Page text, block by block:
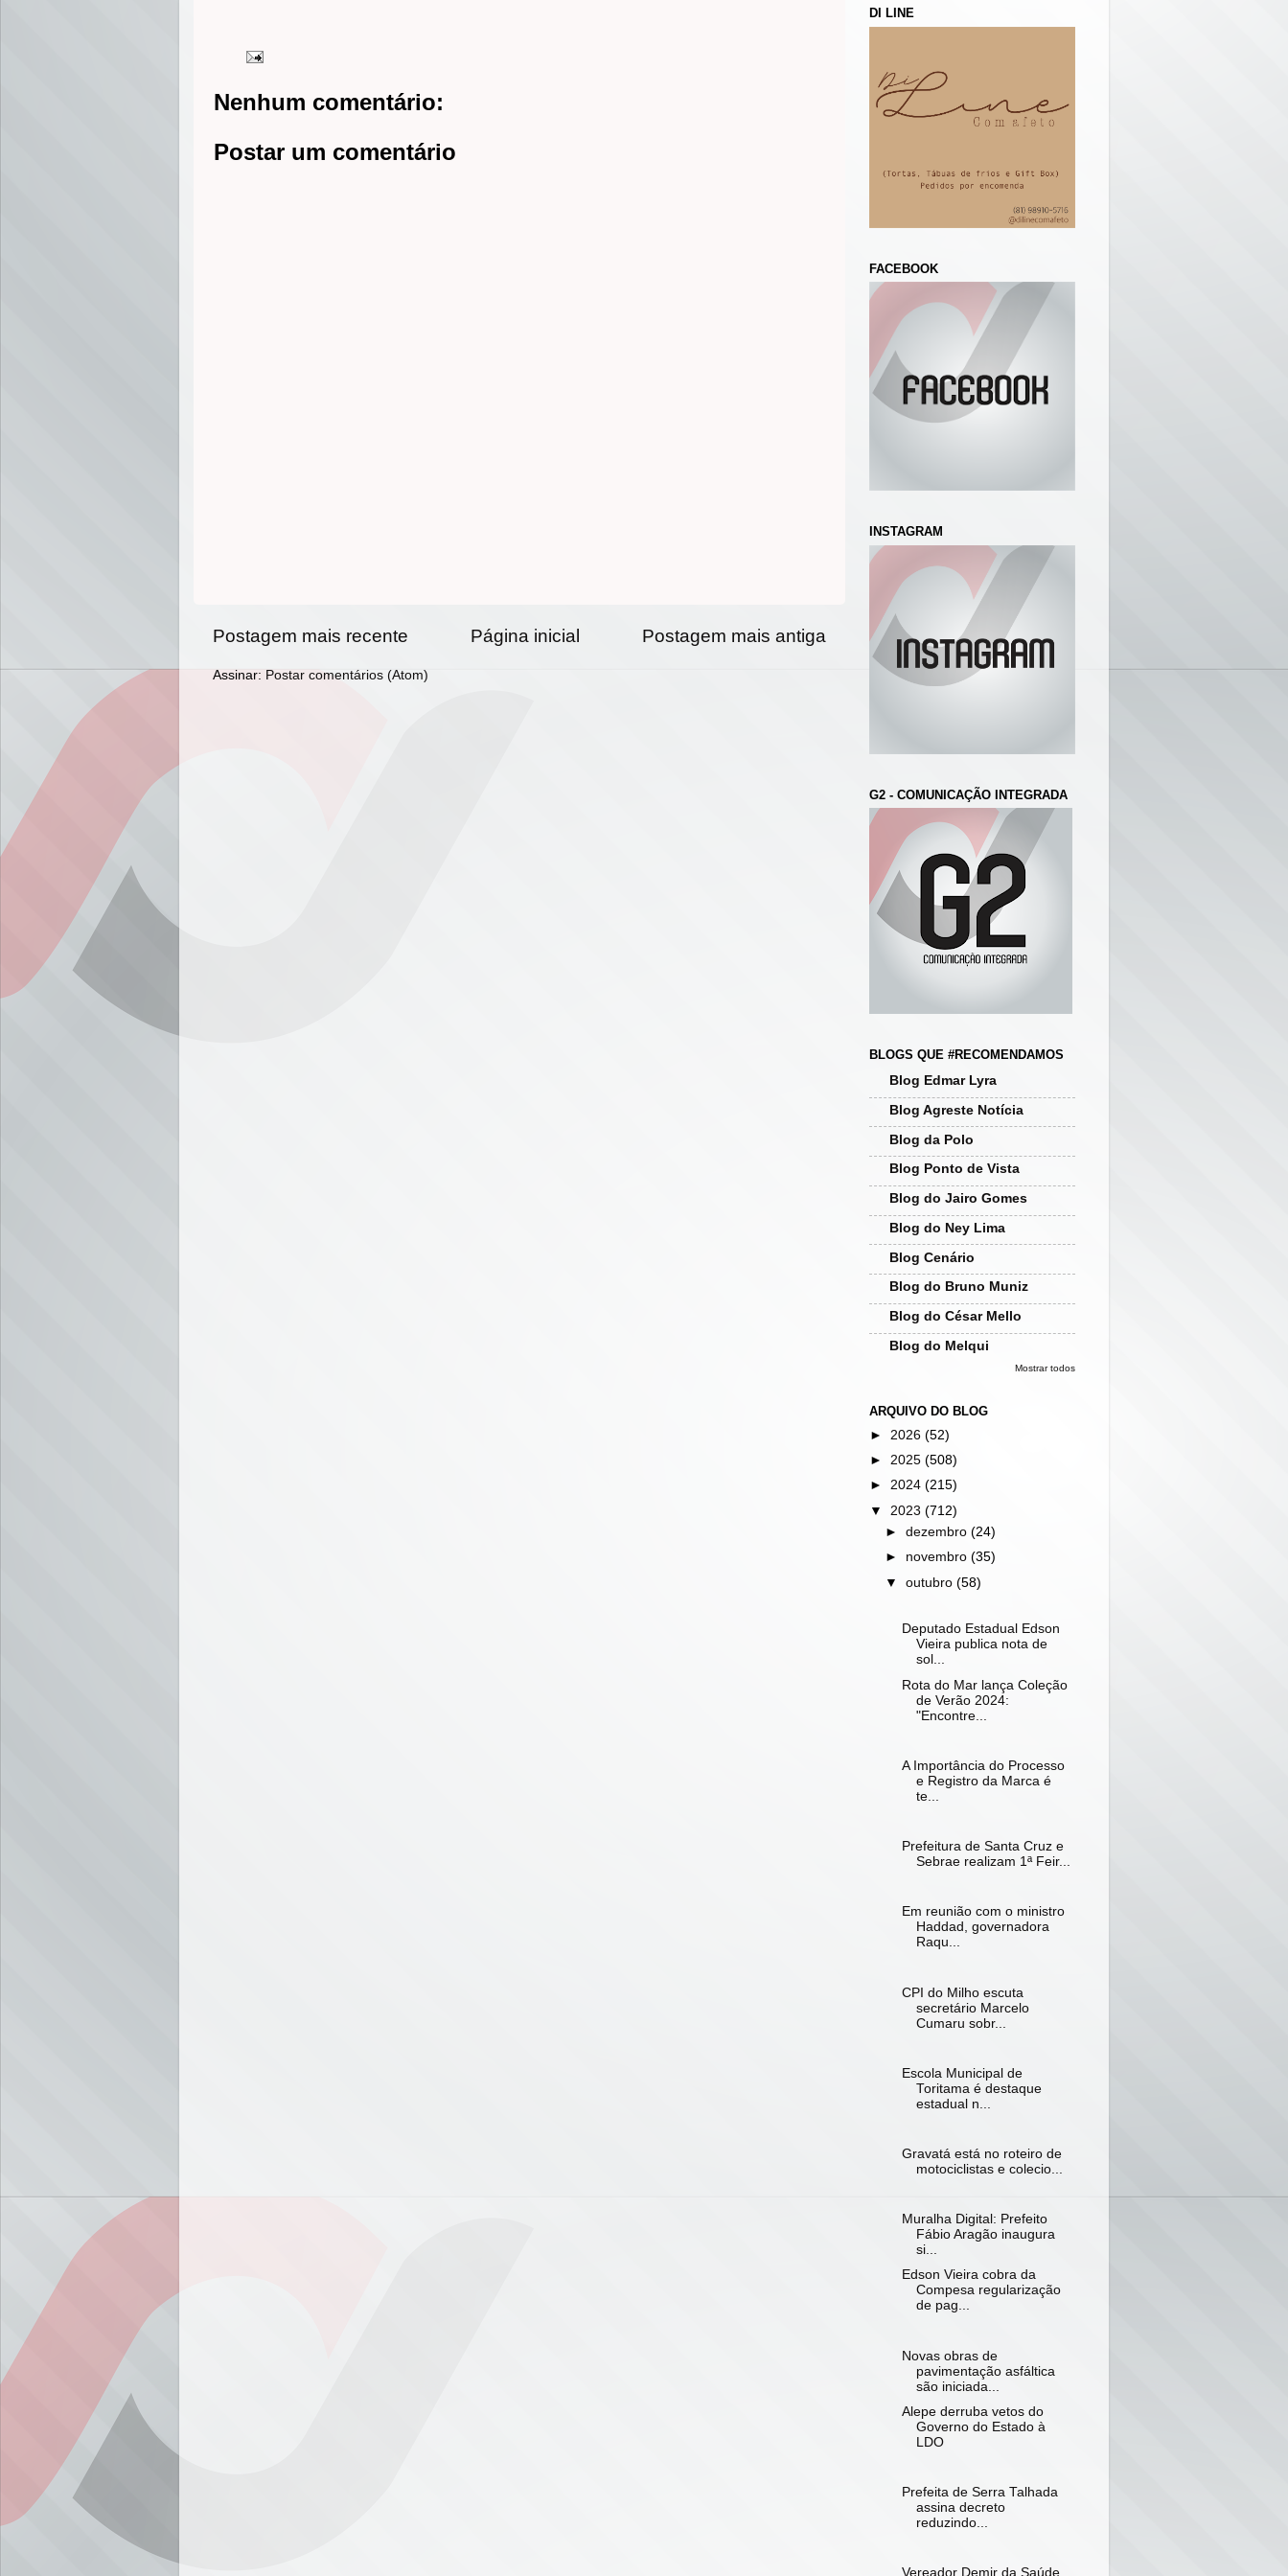
Nenhum comentário:
Postar um comentário
Postagem mais recente Postagem mais antiga
Página inicial
Assinar: Postar comentários (Atom)
DI LINE
FACEBOOK
INSTAGRAM
G2 - COMUNICAÇÃO INTEGRADA
BLOGS QUE #RECOMENDAMOS
Blog Edmar Lyra
Blog Agreste Notícia
Blog da Polo
Blog Ponto de Vista
Blog do Jairo Gomes
Blog do Ney Lima
Blog Cenário
Blog do Bruno Muniz
Blog do César Mello
Blog do Melqui
Mostrar todos
ARQUIVO DO BLOG
► 2026 (52)
► 2025 (508)
► 2024 (215)
▼ 2023 (712)
►dezembro(24)
► novembro(35)
▼outubro(58)
Deputado Estadual Edson
Vieira publica nota de
sol...
Rota do Mar lança Coleção
de Verão 2024:
"Encontre...
A Importância do Processo
e Registro da Marca é
te...
Prefeitura de Santa Cruz e
Sebrae realizam 1ª Feir...
Em reunião com o ministro
Haddad, governadora
Raqu...
CPI do Milho escuta
secretário Marcelo
Cumaru sobr...
Escola Municipal de
Toritama é destaque
estadual n...
Gravatá está no roteiro de
motociclistas e colecio...
Muralha Digital: Prefeito
Fábio Aragão inaugura
si...
Edson Vieira cobra da
Compesa regularização
de pag...
Novas obras de
pavimentação asfáltica
são iniciada...
Alepe derruba vetos do
Governo do Estado à
LDO
Prefeita de Serra Talhada
assina decreto
reduzindo...
Vereador Demir da Saúde